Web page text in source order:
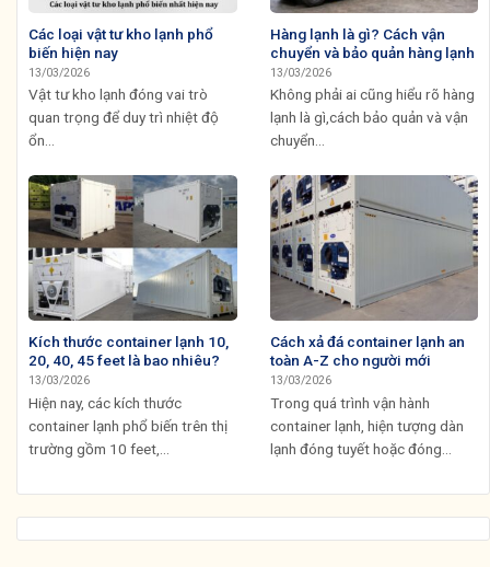
Các loại vật tư kho lạnh phổ
biến hiện nay
13/03/2026
Vật tư kho lạnh đóng vai trò
quan trọng để duy trì nhiệt độ
ổn...
Hàng lạnh là gì? Cách vận
chuyển và bảo quản hàng lạnh
13/03/2026
Không phải ai cũng hiểu rõ hàng
lạnh là gì,cách bảo quản và vận
chuyển...
Kích thước container lạnh 10,
20, 40, 45 feet là bao nhiêu?
13/03/2026
Hiện nay, các kích thước
container lạnh phổ biến trên thị
trường gồm 10 feet,...
Cách xả đá container lạnh an
toàn A-Z cho người mới
13/03/2026
Trong quá trình vận hành
container lạnh, hiện tượng dàn
lạnh đóng tuyết hoặc đóng...